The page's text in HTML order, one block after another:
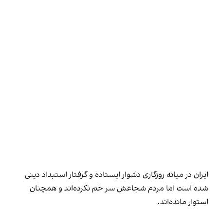
‫ایران در میانه روزگاری دشوار ایستاده و گرفتار استبداد دینی
شده است اما مردم شجاعش سر خم نکرده‌اند و همچنان
استوار مانده‌اند.